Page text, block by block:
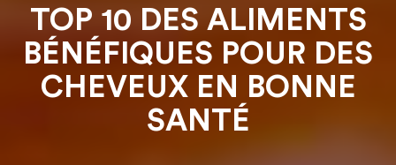
TOP 10 DES ALIMENTS
BÉNÉFIQUES POUR DES
CHEVEUX EN BONNE
SANTÉ